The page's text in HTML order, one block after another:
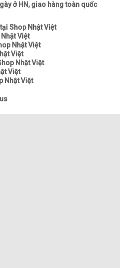
ở HN, giao hàng toàn quốc
Shop Nhật Việt
Việt
Nhật Việt
Việt
Nhật Việt
Việt
Nhật Việt